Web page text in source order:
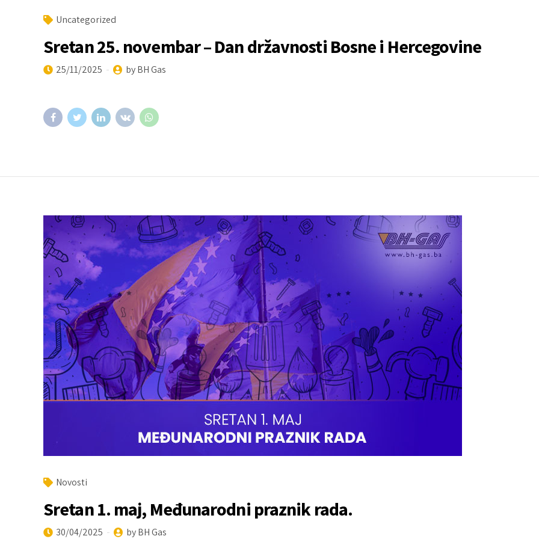
Uncategorized
Sretan 25. novembar – Dan državnosti Bosne i Hercegovine
25/11/2025 by BH Gas
Novosti
Sretan 1. maj, Međunarodni praznik rada.
30/04/2025 by BH Gas